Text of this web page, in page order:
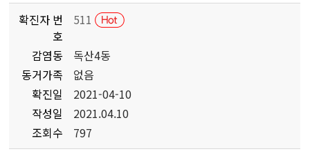
확진자 번
호
511
감염동
독산4동
동거가족
없음
확진일
2021-04-10
작성일
2021.04.10
조회수
797